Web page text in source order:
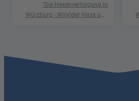
"Die Hexenverfolgung in
Würzburg - Wi(e)der Hass und